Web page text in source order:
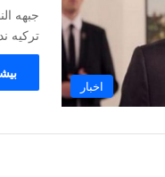
اخبار
جبهه
ترکیه